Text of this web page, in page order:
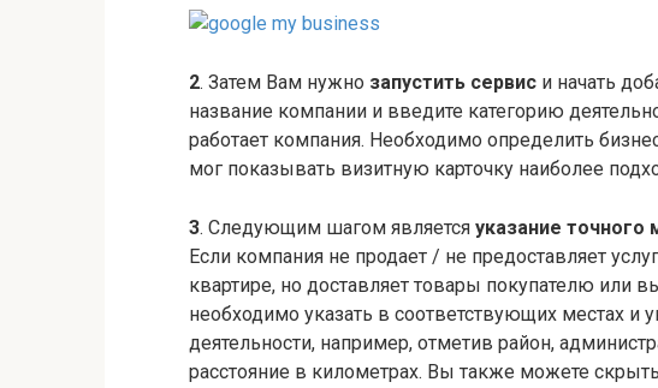
2. Затем Вам нужно запустить сервис и начать
название компании и введите категорию
работает компания. Необходимо определить
мог показывать визитную карточку наиболее
3. Следующим шагом является указание
Если компания не продает / не предоставляет
квартире, но доставляет товары покупателю или
необходимо указать в соответствующих местах и
деятельности, например, отметив район,
расстояние в километрах. Вы также можете